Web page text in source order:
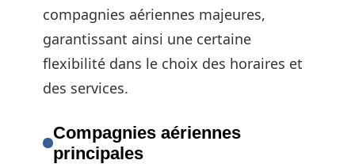
compagnies aériennes majeures,
garantissant ainsi une certaine
flexibilité dans le choix des horaires et
des services.
Compagnies aériennes
principales